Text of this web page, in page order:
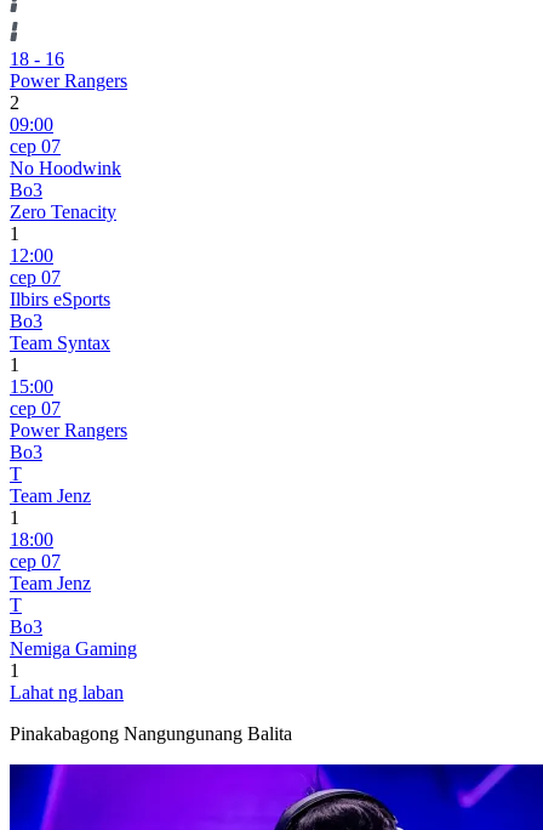
18 - 16
Power Rangers
2
09:00
сер 07
No Hoodwink
Bo3
Zero Tenacity
1
12:00
сер 07
Ilbirs eSports
Bo3
Team Syntax
1
15:00
сер 07
Power Rangers
Bo3
T
Team Jenz
1
18:00
сер 07
Team Jenz
T
Bo3
Nemiga Gaming
1
Lahat ng laban
Pinakabagong Nangungunang Balita